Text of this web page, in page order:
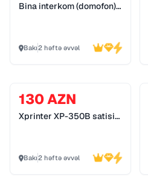
Bina interkom (domofon)
Bakı2 həftə əvvəl
130 AZN
Xprinter XP-350B satisi
Bakı2 həftə əvvəl